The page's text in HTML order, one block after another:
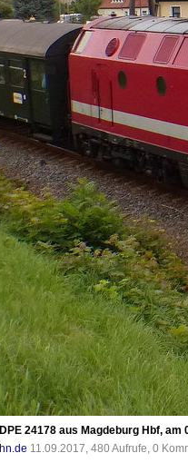
24178 aus Magdeburg Hbf,
11.09.2017, 480 Aufrufe, 0